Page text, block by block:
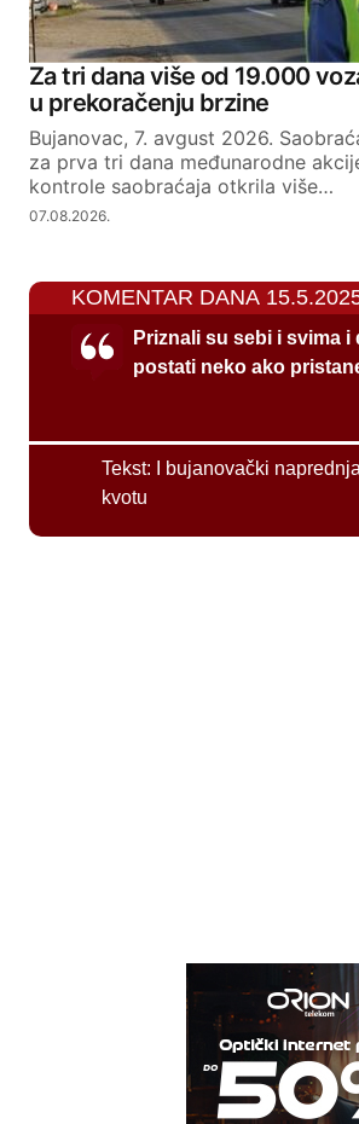
Za tri dana više od 19.000
u prekoračenju brzine
Bujanovac, 7. avgust 2026.
za prva tri dana međunarodne
kontrole saobraćaja otkrila više…
07.08.2026.
KOMENTAR DANA
Priznali su sebi i svima
postati neko ako
Tekst:
I bujanovački
kvotu